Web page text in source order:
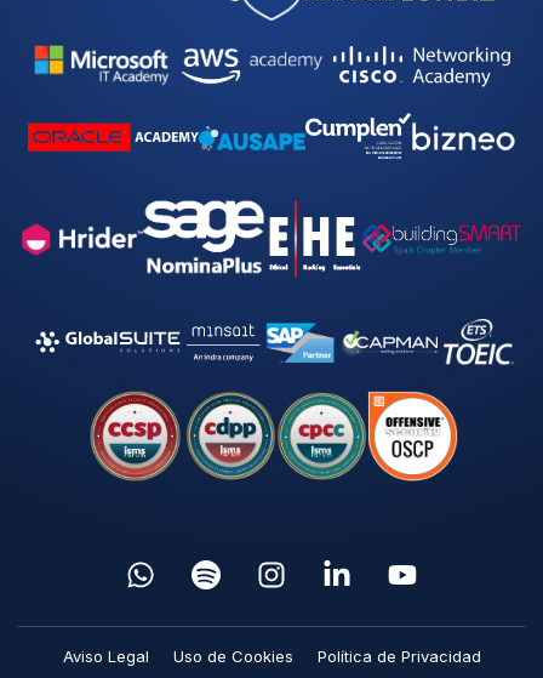
Aviso Legal Uso de Cookies Política de Privacidad